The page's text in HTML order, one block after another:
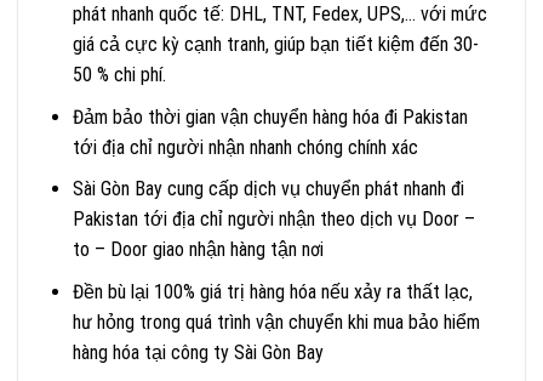
phát nhanh quốc tế: DHL, TNT, Fedex, UPS,… với mức
giá cả cực kỳ cạnh tranh, giúp bạn tiết kiệm đến 30-
50 % chi phí.
Đảm bảo thời gian vận chuyển hàng hóa đi Pakistan
tới địa chỉ người nhận nhanh chóng chính xác
Sài Gòn Bay cung cấp dịch vụ chuyển phát nhanh đi
Pakistan tới địa chỉ người nhận theo dịch vụ Door –
to – Door giao nhận hàng tận nơi
Đền bù lại 100% giá trị hàng hóa nếu xảy ra thất lạc,
hư hỏng trong quá trình vận chuyển khi mua bảo hiểm
hàng hóa tại công ty Sài Gòn Bay